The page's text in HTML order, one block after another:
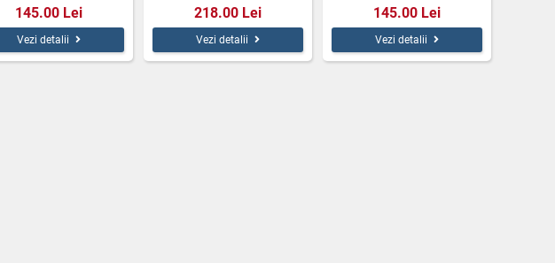
145.00 Lei
Vezi detalii
218.00 Lei
Vezi detalii
145.00 Lei
Vezi detalii